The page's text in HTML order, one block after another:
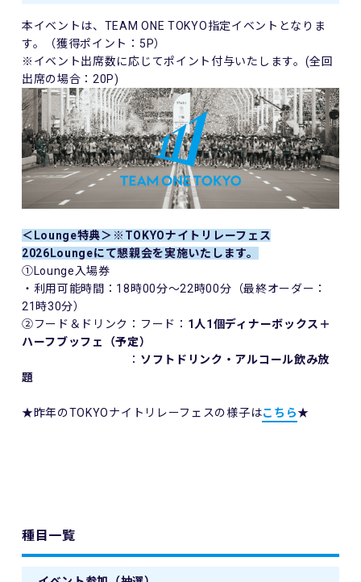
本イベントは、TEAM ONE TOKYO指定イベントとなりま
す。（獲得ポイント：5P）
※イベント出席数に応じてポイント付与いたします。(全回
出席の場合：20P)
＜Lounge特典＞※TOKYOナイトリレーフェス
2026Loungeにて懇親会を実施いたします。
①Lounge入場券
・利用可能時間：18時00分～22時00分（最終オーダー：
21時30分）
②フード＆ドリンク：フード： 1人1個ディナーボックス＋
ハーフブッフェ（予定）
： ソフトドリンク・アルコール飲み放
題
★昨年のTOKYOナイトリレーフェスの様子はこちら★
種目一覧